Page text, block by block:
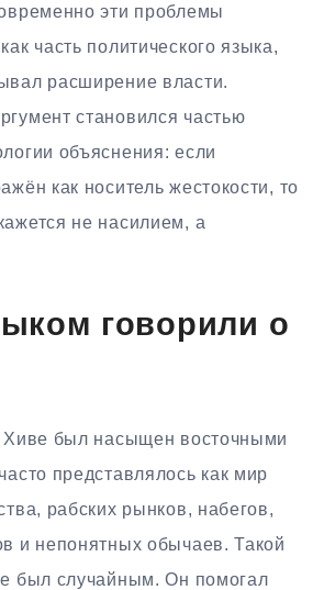
эти проблемы
часть политического языка,
расширение власти.
становился частью
объяснения: если
как носитель жестокости, то
не насилием, а
говорили о
Хиве был насыщен восточными
представлялось как мир
рабских рынков, набегов,
и непонятных обычаев. Такой
был случайным. Он помогал